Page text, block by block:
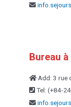
Bureau
Add: 3 rue
Tel: (+84-